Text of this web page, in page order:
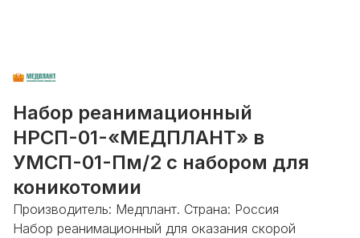
Набор реанимационный
НРСП-01-«МЕДПЛАНТ» в
УМСП-01-Пм/2 с набором для
коникотомии
Производитель: Медплант. Страна: Россия
Набор реанимационный для оказания скорой